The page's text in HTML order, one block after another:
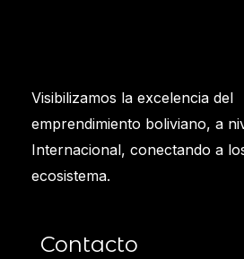
Visibilizamos la excelencia del
emprendimiento boliviano, a
Internacional, conectando a
ecosistema.
Contacto